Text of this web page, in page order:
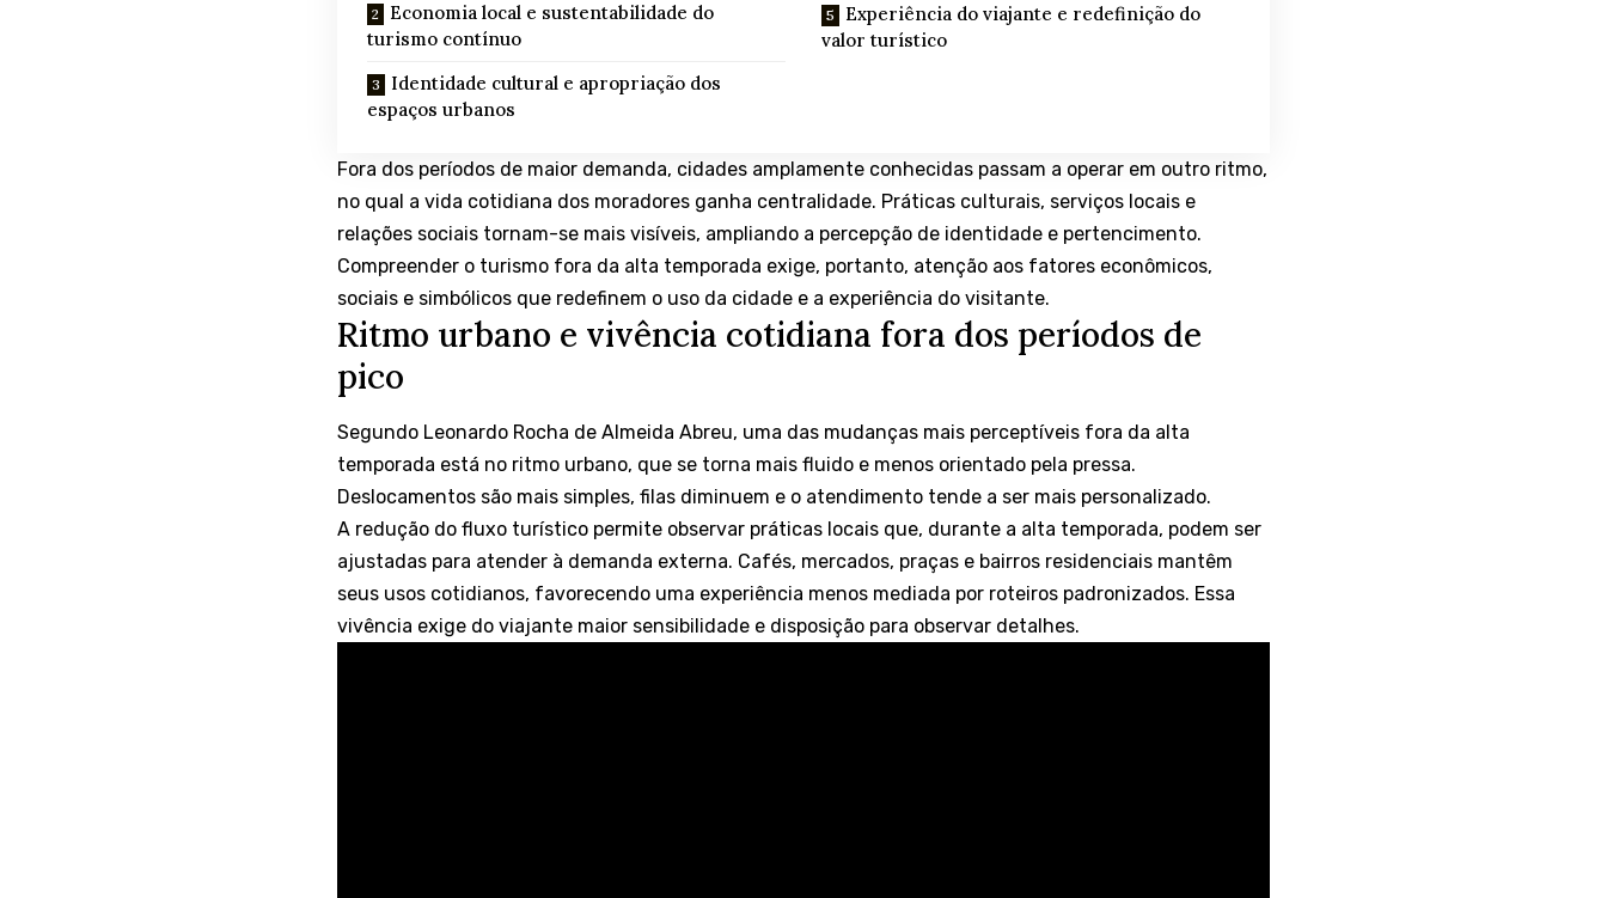
Economia local e sustentabilidade do
turismo contínuo
Identidade cultural e apropriação dos
espaços urbanos
Experiência do viajante e redefinição do
valor turístico
Fora dos períodos de maior demanda, cidades amplamente conhecidas passam a operar em outro ritmo,
no qual a vida cotidiana dos moradores ganha centralidade. Práticas culturais, serviços locais e
relações sociais tornam-se mais visíveis, ampliando a percepção de identidade e pertencimento.
Compreender o turismo fora da alta temporada exige, portanto, atenção aos fatores econômicos,
sociais e simbólicos que redefinem o uso da cidade e a experiência do visitante.
Ritmo urbano e vivência cotidiana fora dos períodos de
pico
Segundo Leonardo Rocha de Almeida Abreu, uma das mudanças mais perceptíveis fora da alta
temporada está no ritmo urbano, que se torna mais fluido e menos orientado pela pressa.
Deslocamentos são mais simples, filas diminuem e o atendimento tende a ser mais personalizado.
A redução do fluxo turístico permite observar práticas locais que, durante a alta temporada, podem ser
ajustadas para atender à demanda externa. Cafés, mercados, praças e bairros residenciais mantêm
seus usos cotidianos, favorecendo uma experiência menos mediada por roteiros padronizados. Essa
vivência exige do viajante maior sensibilidade e disposição para observar detalhes.